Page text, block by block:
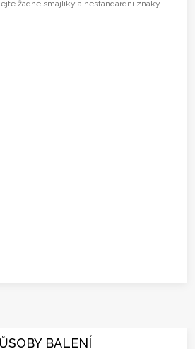
žádné smajlíky a nestandardní znaky.
BALENÍ